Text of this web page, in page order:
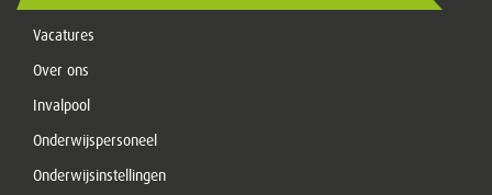
Vacatures
Over ons
Invalpool
Onderwijspersoneel
Onderwijsinstellingen